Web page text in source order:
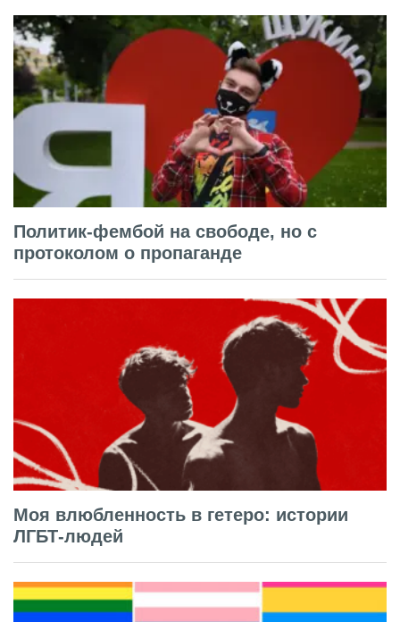
Политик-фембой на свободе, но с
протоколом о пропаганде
Моя влюбленность в гетеро: истории
ЛГБТ-людей